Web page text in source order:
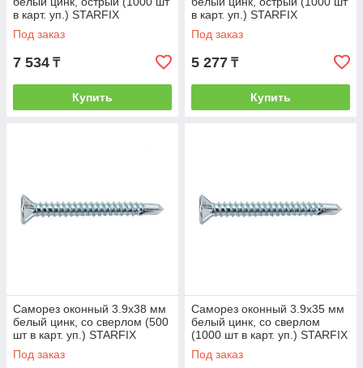
в карт. уп.) STARFIX
(STARFIX) (SMC3-39923-
1000)
Под заказ
7 534 ₸
Купить
в карт. уп.) STARFIX
(STARFIX) (SMC2-39913-
1000)
Под заказ
5 277 ₸
Купить
Саморез оконный 3.9х38 мм
белый цинк, со сверлом (500
шт в карт. уп.) STARFIX
(STARFIX) (SMC2-80901-500)
Под заказ
Саморез оконный 3.9х35 мм
белый цинк, со сверлом
(1000 шт в карт. уп.) STARFIX
(STARFIX) (SMC3-80898-
1000)
Под заказ